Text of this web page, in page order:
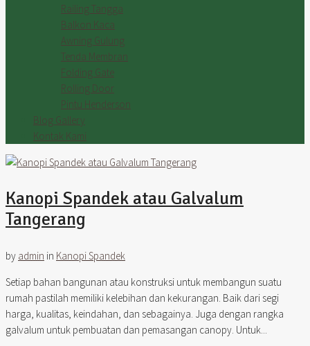
Railing Tangga
Balkon Kaca
Awning Gulung
Tenda Membran
Folding Gate
Rolling Door
Pintu Henderson
Blog Gallery
Kontak Kami
Kanopi Spandek atau Galvalum
Tangerang
by admin in Kanopi Spandek
Setiap bahan bangunan atau konstruksi untuk membangun suatu
rumah pastilah memiliki kelebihan dan kekurangan. Baik dari segi
harga, kualitas, keindahan, dan sebagainya. Juga dengan rangka
galvalum untuk pembuatan dan pemasangan canopy. Untuk...